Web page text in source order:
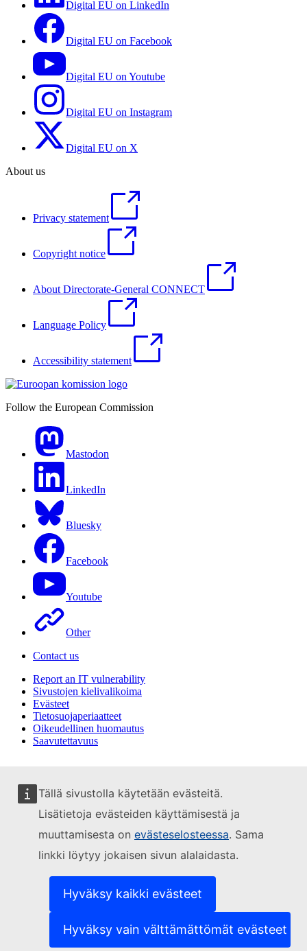
Tällä sivustolla käytetään evästeitä.
Lisätietoja evästeiden käyttämisestä ja
muuttamisesta on evästeselosteessa. Sama
linkki löytyy jokaisen sivun alalaidasta.
Hyväksy kaikki evästeet
Hyväksy vain välttämättömät evästeet
Digital EU on LinkedIn
Digital EU on Facebook
Digital EU on Youtube
Digital EU on Instagram
Digital EU on X
About us
Privacy statement
Copyright notice
About Directorate-General CONNECT
Language Policy
Accessibility statement
Follow the European Commission
Mastodon
LinkedIn
Bluesky
Facebook
Youtube
Other
Contact us
Report an IT vulnerability
Sivustojen kielivalikoima
Evästeet
Tietosuojaperiaatteet
Oikeudellinen huomautus
Saavutettavuus